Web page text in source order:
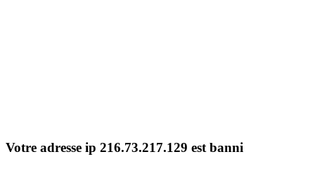
Votre adresse ip 216.73.217.129 est banni